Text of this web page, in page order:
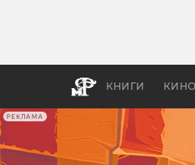
РЕКЛАМА
КНИГИ КИНО